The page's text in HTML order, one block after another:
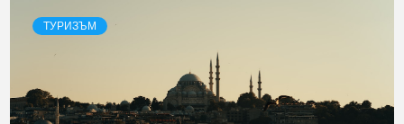
ТУРИЗЪМ